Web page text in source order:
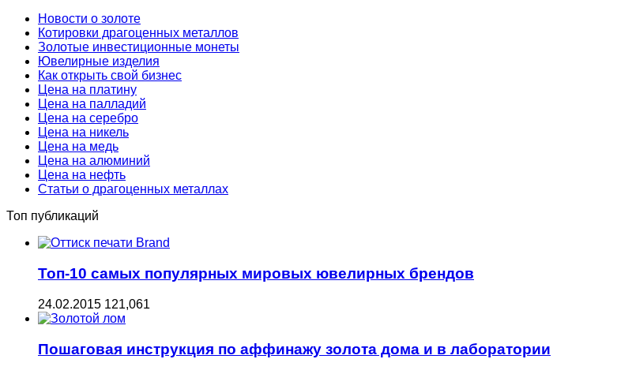
Новости о золоте
Котировки драгоценных металлов
Золотые инвестиционные монеты
Ювелирные изделия
Как открыть свой бизнес
Цена на платину
Цена на палладий
Цена на серебро
Цена на никель
Цена на медь
Цена на алюминий
Цена на нефть
Статьи о драгоценных металлах
Топ публикаций
Топ-10 самых популярных мировых ювелирных брендов
24.02.2015 121,061
Пошаговая инструкция по аффинажу золота дома и в лаборатории